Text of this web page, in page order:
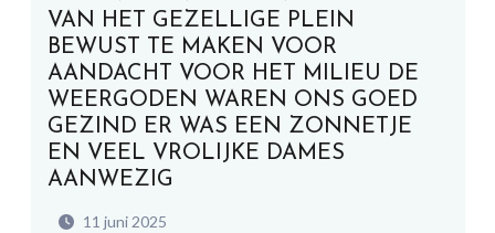
VAN HET GEZELLIGE PLEIN
BEWUST TE MAKEN VOOR
AANDACHT VOOR HET MILIEU DE
WEERGODEN WAREN ONS GOED
GEZIND ER WAS EEN ZONNETJE
EN VEEL VROLIJKE DAMES
AANWEZIG
11 juni 2025